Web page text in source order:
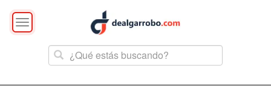
Toggle
navigation